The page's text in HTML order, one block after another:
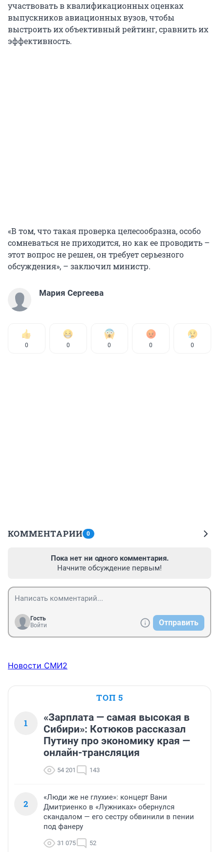
участвовать в квалификационных оценках
выпускников авиационных вузов, чтобы
выстроить их объективный рейтинг, сравнить их
эффективность.
«В том, что такая проверка целесообразна, особо
сомневаться не приходится, но как ее проводить –
этот вопрос не решен, он требует серьезного
обсуждения», – заключил министр.
Мария Сергеева
0 0 0 0 0
КОММЕНТАРИИ 0
Пока нет ни одного комментария.
Начните обсуждение первым!
Гость
Войти
Отправить
Новости СМИ2
ТОП 5
1
«Зарплата — самая высокая в
Сибири»: Котюков рассказал
Путину про экономику края —
онлайн-трансляция
54 201 143
2
«Люди же не глухие»: концерт Вани
Дмитриенко в «Лужниках» обернулся
скандалом — его сестру обвинили в пении
под фанеру
31 075 52